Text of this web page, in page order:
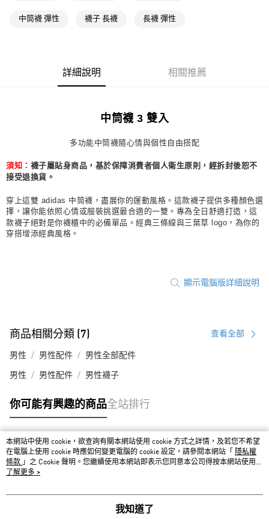
每筆NT$80，滿NT$1,500(含以上)免運費
每筆NT$80，滿NT$1,500(含以上)免運費
付款後門市自取
每筆NT$80，滿NT$1,500(含以上)免運費
中筒襪 彈性 襪子 長襪 長襪 彈性
詳細說明 相關推薦
中筒襪 3 雙入
多功能中筒襪隨心情與個性自由搭配
須知： 襪子屬貼身商品，基於保障消費者個人衛生原則，經拆封後恕不
接受退換貨。
穿上這雙 adidas 中筒襪，盡展你的運動風格。這款襪子提供多種顏色選
擇，讓你能依照心情或服裝挑選最合適的一雙。專為全日舒適打造，這
款襪子絕對是你襪櫃中的必備單品。經典三條線與三葉草 logo，為你的
穿搭增添經典風格。
顯示電腦版詳細說明
商品相關分類 (7) 查看全部
男性 男性配件 男性全部配件
男性 男性配件 男性襪子
你可能有興趣的商品全站排行
熱門標籤
本網站中使用 cookie，欲查詢有關本網站使用 cookie 方式之詳情，及若您不希望
在電腦上使用 cookie 時應如何變更電腦的 cookie 設定，請參閱本網站「
隱私權
條款 」之 Cookie 聲明。您繼續使用本網站即表示您同意本公司得按本網站使用條
款之 Cookie 聲明使用 cookie。
了解更多 >
我知道了